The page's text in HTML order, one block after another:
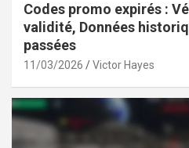
Codes promo expirés :
validité, Données
passées
11/03/2026 Victor Hayes